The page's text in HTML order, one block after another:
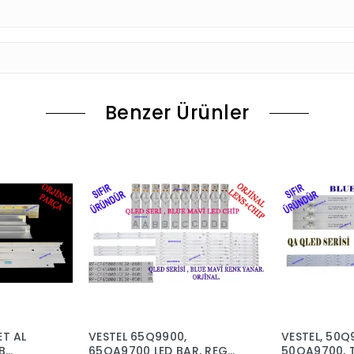
Benzer Ürünler
AL
VESTEL 65Q9900,
VESTEL,